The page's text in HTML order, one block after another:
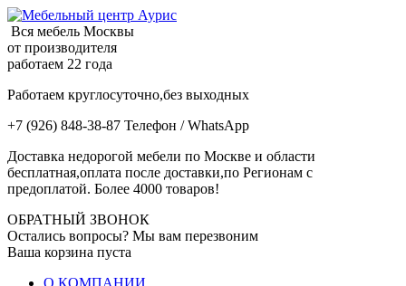
Вся мебель Москвы
от производителя
работаем 22 года
Работаем круглосуточно,без выходных
+7 (926) 848-38-87 Телефон / WhatsApp
Доставка недорогой мебели по Москве и области
бесплатная,оплата после доставки,по Регионам с
предоплатой. Более 4000 товаров!
ОБРАТНЫЙ ЗВОНОК
Остались вопросы? Мы вам перезвоним
Ваша корзина пуста
О КОМПАНИИ